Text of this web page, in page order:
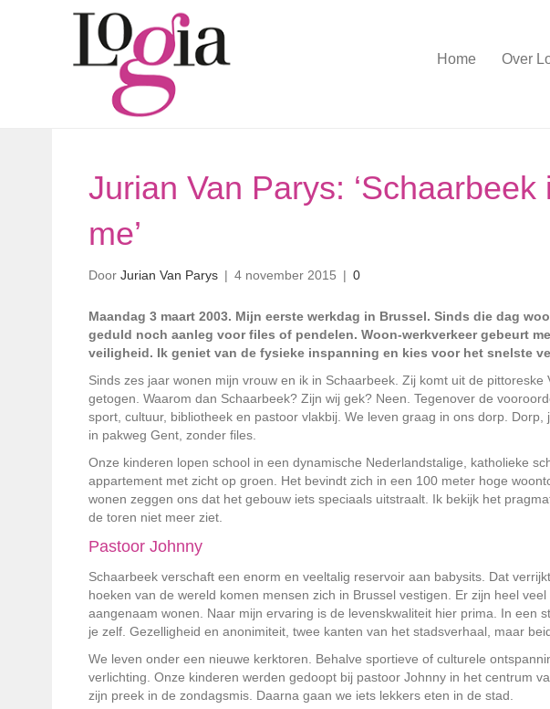
Home Over
Jurian Van Parys:
me’
Door Jurian Van Parys | 4 november 2015 | 0
Maandag 3 maart 2003. Mijn eerste werkdag in Brussel. Sinds die dag
geduld noch aanleg voor files of pendelen. Woon-werkverkeer gebeurt
veiligheid. Ik geniet van de fysieke inspanning en kies voor het snelste
Sinds zes jaar wonen mijn vrouw en ik in Schaarbeek. Zij komt uit de
getogen. Waarom dan Schaarbeek? Zijn wij gek? Neen. Tegenover de
sport, cultuur, bibliotheek en pastoor vlakbij. We leven graag in ons dorp.
in pakweg Gent, zonder files.
Onze kinderen lopen school in een dynamische Nederlandstalige, katholieke
appartement met zicht op groen. Het bevindt zich in een 100 meter hoge
wonen zeggen ons dat het gebouw iets speciaals uitstraalt. Ik bekijk het
de toren niet meer ziet.
Pastoor Johnny
Schaarbeek verschaft een enorm en veeltalig reservoir aan babysits. Dat
hoeken van de wereld komen mensen zich in Brussel vestigen. Er zijn heel
aangenaam wonen. Naar mijn ervaring is de levenskwaliteit hier prima. In een
je zelf. Gezelligheid en anonimiteit, twee kanten van het stadsverhaal, maar
We leven onder een nieuwe kerktoren. Behalve sportieve of culturele
verlichting. Onze kinderen werden gedoopt bij pastoor Johnny in het centrum
zijn preek in de zondagsmis. Daarna gaan we iets lekkers eten in de stad.